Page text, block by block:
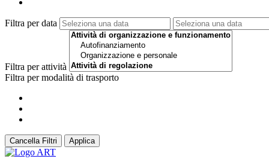
Filtra per data
Filtra per attività
Filtra per modalità di trasporto
Cancella Filtri Applica